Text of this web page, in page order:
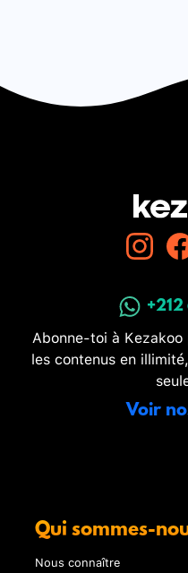
Abonne-toi à
les contenus en
Voir
Qui sommes-
Nous connaître